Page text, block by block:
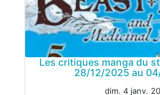
Les critiques manga du
28/12/2025 au
dim. 4 janv.